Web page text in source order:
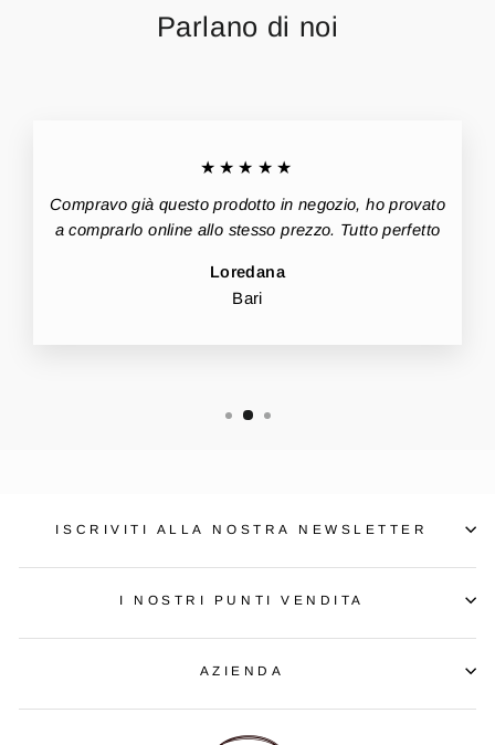
Parlano di noi
★★★★★
Compravo già questo prodotto in negozio, ho provato
a comprarlo online allo stesso prezzo. Tutto perfetto
Loredana
Bari
ISCRIVITI ALLA NOSTRA NEWSLETTER
I NOSTRI PUNTI VENDITA
AZIENDA